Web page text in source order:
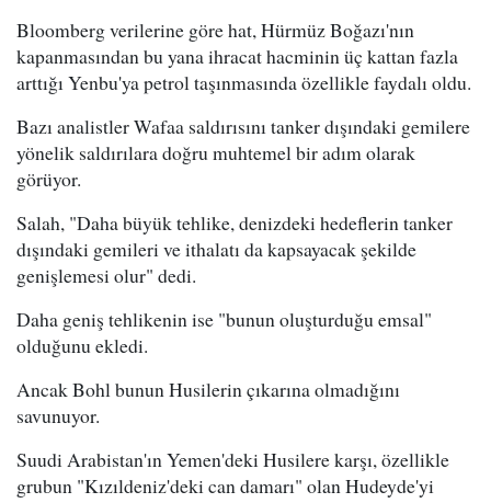
Bloomberg verilerine göre hat, Hürmüz Boğazı'nın
kapanmasından bu yana ihracat hacminin üç kattan fazla
arttığı Yenbu'ya petrol taşınmasında özellikle faydalı oldu.
Bazı analistler Wafaa saldırısını tanker dışındaki gemilere
yönelik saldırılara doğru muhtemel bir adım olarak
görüyor.
Salah, "Daha büyük tehlike, denizdeki hedeflerin tanker
dışındaki gemileri ve ithalatı da kapsayacak şekilde
genişlemesi olur" dedi.
Daha geniş tehlikenin ise "bunun oluşturduğu emsal"
olduğunu ekledi.
Ancak Bohl bunun Husilerin çıkarına olmadığını
savunuyor.
Suudi Arabistan'ın Yemen'deki Husilere karşı, özellikle
grubun "Kızıldeniz'deki can damarı" olan Hudeyde'yi